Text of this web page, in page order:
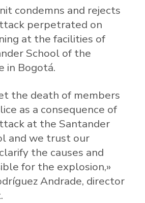
condemns and rejects
perpetrated on
at the facilities of
School of the
in Bogotá.
the death of members
as a consequence of
at the Santander
and we trust our
the causes and
for the explosion,»
Andrade, director